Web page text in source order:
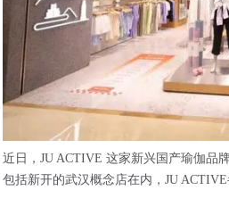
近日，JU ACTIVE 这家新兴国产瑜伽品
包括新开的武汉概念店在内，JU ACTIVE